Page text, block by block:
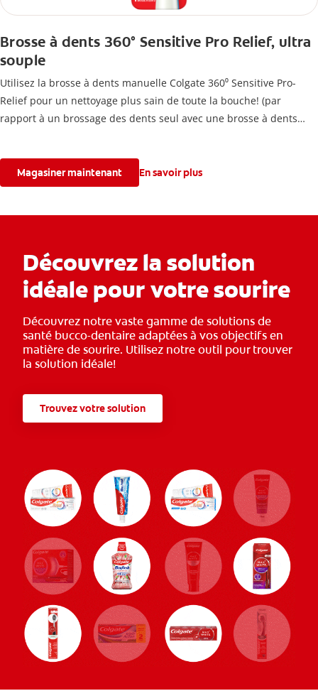
Brosse à dents 360° Sensitive Pro Relief, ultra
souple
Utilisez la brosse à dents manuelle Colgate 360⁰ Sensitive Pro-
Relief pour un nettoyage plus sain de toute la bouche! (par
rapport à un brossage des dents seul avec une brosse à dents
Magasiner maintenant En savoir plus
Découvrez la solution
idéale pour votre sourire
Découvrez notre vaste gamme de solutions de
santé bucco-dentaire adaptées à vos objectifs en
matière de sourire. Utilisez notre outil pour trouver
la solution idéale!
Trouvez votre solution